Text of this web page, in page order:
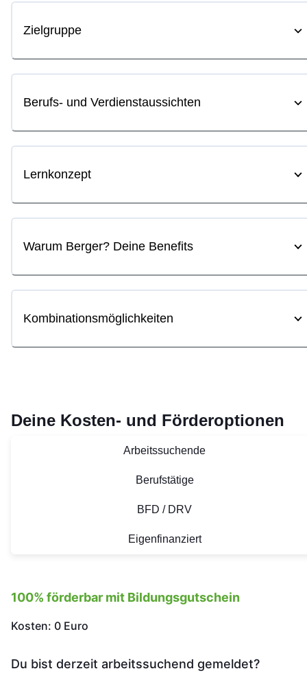
Zielgruppe
Berufs- und Verdienstaussichten
Lernkonzept
Warum Berger? Deine Benefits
Kombinationsmöglichkeiten
Deine Kosten- und Förderoptionen
Arbeitssuchende
Berufstätige
BFD / DRV
Eigenfinanziert
100% förderbar mit Bildungsgutschein
Kosten: 0 Euro
Du bist derzeit arbeitssuchend gemeldet?